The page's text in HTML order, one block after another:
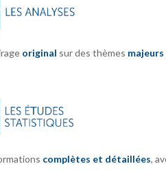
original sur des thèmes majeurs
complètes et détaillées,